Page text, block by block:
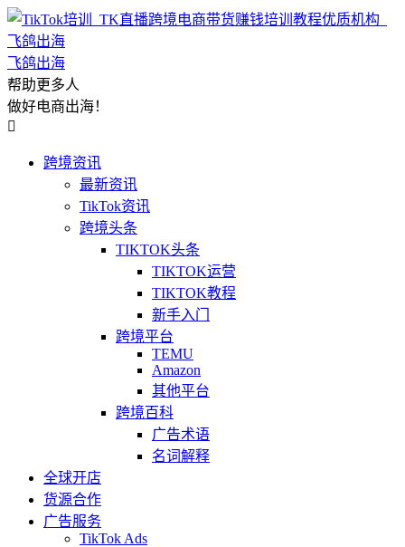
飞鸽出海
帮助更多人
做好电商出海！

跨境资讯
最新资讯
TikTok资讯
跨境头条
TIKTOK头条
TIKTOK运营
TIKTOK教程
新手入门
跨境平台
TEMU
Amazon
其他平台
跨境百科
广告术语
名词解释
全球开店
货源合作
广告服务
TikTok Ads